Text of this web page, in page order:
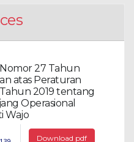
27 Tahun
atas Peraturan
2019 tentang
Operasional
Wajo
Download pdf